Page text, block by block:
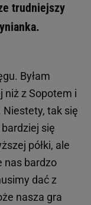
trudniejszy
Byłam
niż z Sopotem i
tak się
się
półki, ale
nas bardzo
dać z
nasza gra